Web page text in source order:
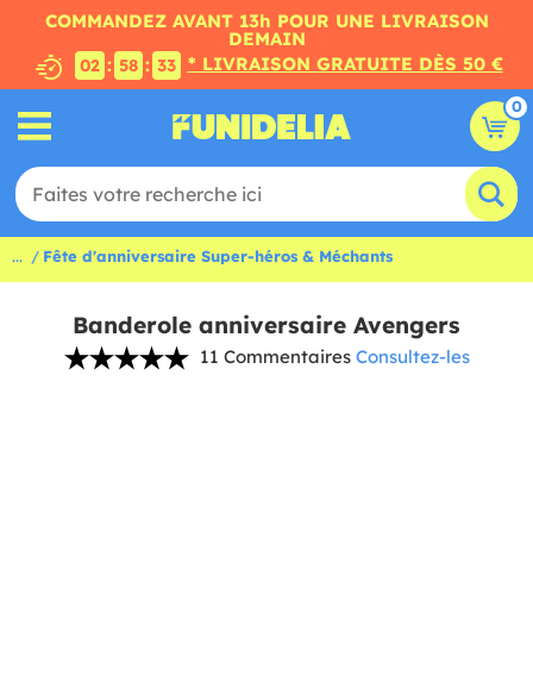
COMMANDEZ AVANT 13h POUR UNE LIVRAISON
DEMAIN
02 : 58 : 33 * LIVRAISON GRATUITE DÈS 50 €
0
... Fête d'anniversaire Super-héros & Méchants
Banderole anniversaire Avengers
11 Commentaires Consultez-les